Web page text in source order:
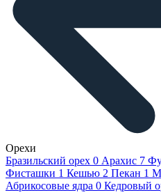
Орехи
Бразильский орех 0 Арахис 7
Фисташки 1 Кешью 2 Пекан 1
Абрикосовые ядра 0 Кедровый